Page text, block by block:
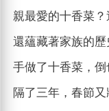
親最愛的十香菜？
還蘊藏著家族的
手做了十香菜，倒
隔了三年，春節